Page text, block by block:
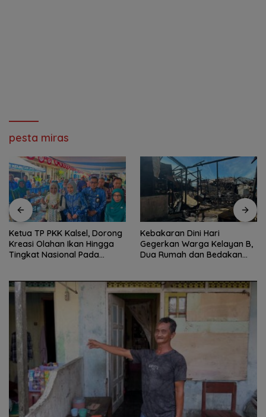
pesta miras
Ketua TP PKK Kalsel, Dorong
Kreasi Olahan Ikan Hingga
Tingkat Nasional Pada
Kebakaran Dini Hari
Gegerkan Warga Kelayan B,
Dua Rumah dan Bedakan